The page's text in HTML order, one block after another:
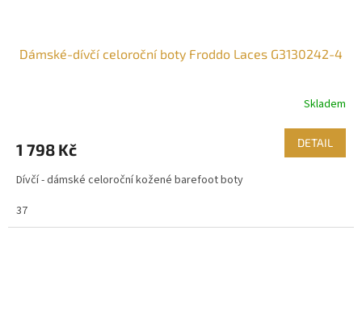
Dámské-dívčí celoroční boty Froddo Laces G3130242-4
Skladem
1 798 Kč DETAIL
Dívčí - dámské celoroční kožené barefoot boty
37